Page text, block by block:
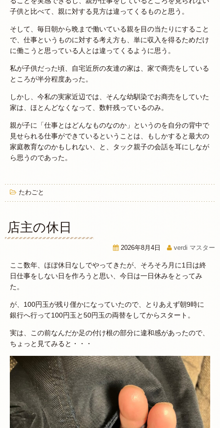
子供と比べて、親に対する見方は違ってくるものと思う。
そして、毎日朝から晩まで働いている親を目の当たりにすること
で、仕事というものに対する考え方も、単に収入を得るためだけ
に働こうと思っている人とは違ってくるように思う。
私が子供だった頃、自宅近所の友達の家は、家で商売をしている
ところが半分程度あった。
しかし、今私の実家近辺では、そんな幼馴染でお商売をしていた
家は、ほとんどなくなって、数軒残っているのみ。
親が子に「仕事とはどんなものなのか」というのを自分の背中で
見せられる仕事ができているということは、もしかすると最大の
家庭教育なのかもしれない、と、タック親子の会話を耳にしなが
ら思うのであった。
たわごと
店主の休日
2026年8月4日 verdi マスター
ここ数年、ほぼ休日なしでやってきたが、そろそろ月に1日は終
日仕事をしない日を作ろうと思い、今日は一日休みをとってみ
た。
が、100円玉が残り僅かになっていたので、とりあえず朝9時に
銀行へ行って100円玉と50円玉の両替をしてからスタート。
実は、この前なんだか足の付け根の部分に違和感があったので、
ちょっと見てみると・・・